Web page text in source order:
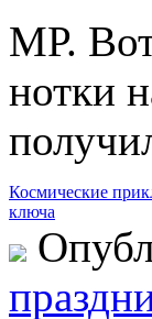
МР.
нотки
Космические
ключа